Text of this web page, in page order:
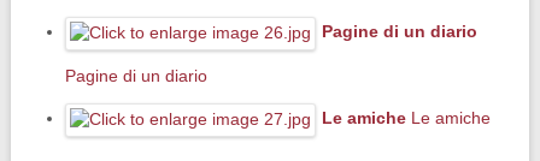
Pagine di un diario
Pagine di un diario
Le amiche Le amiche